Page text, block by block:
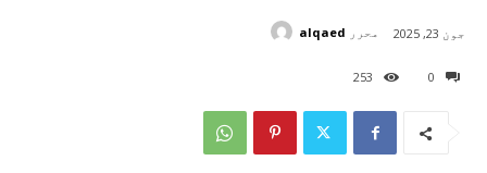
0
253
جون 23, 2025 محرر alqaed